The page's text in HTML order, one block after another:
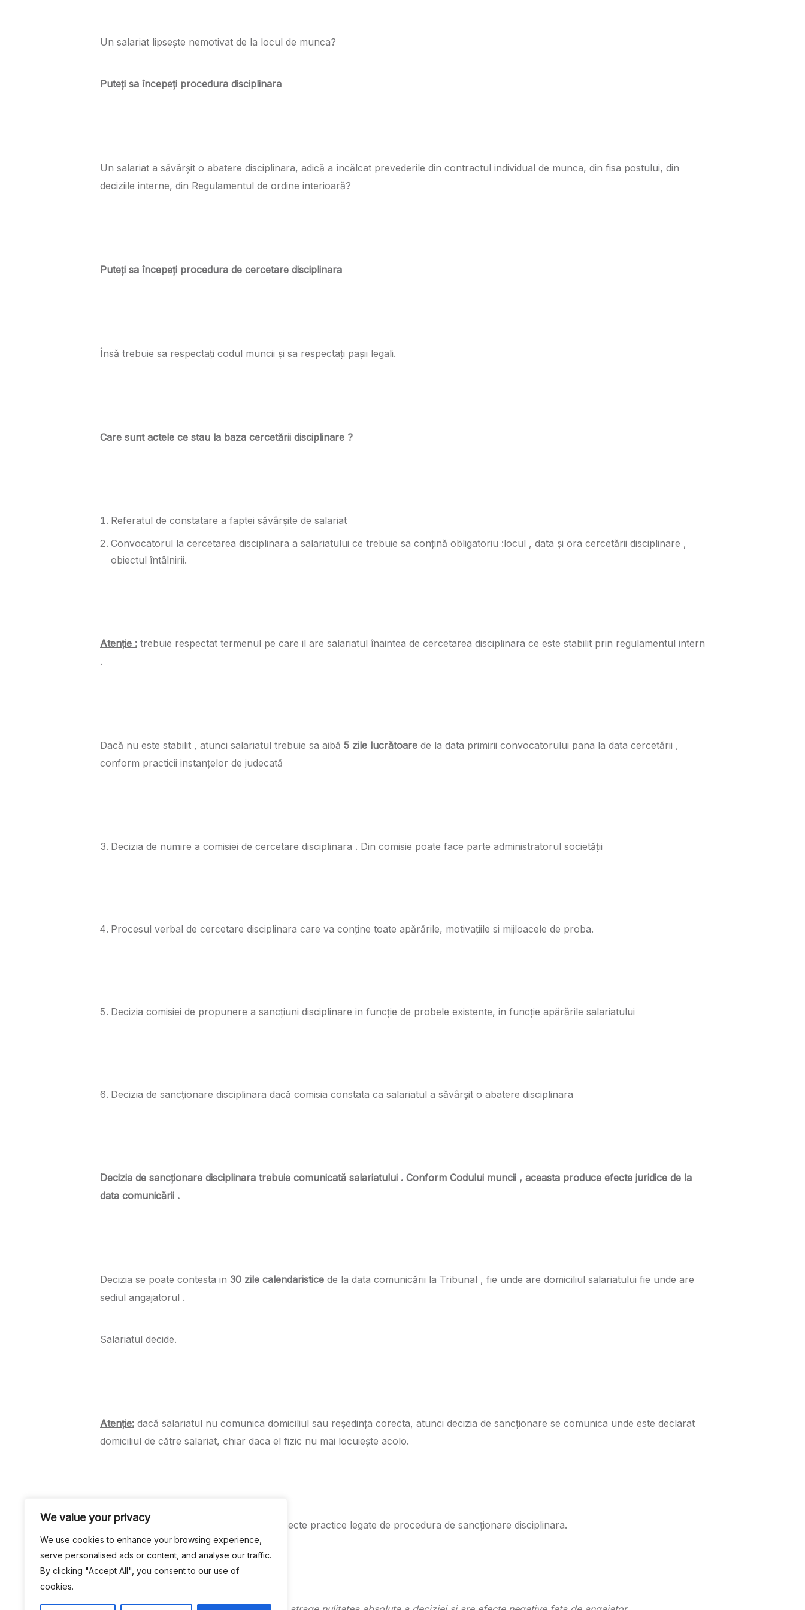
We value your privacy
We use cookies to enhance your browsing experience,
serve personalised ads or content, and analyse our traffic.
By clicking "Accept All", you consent to our use of
cookies.
Un salariat lipsește nemotivat de la locul de munca?
Puteți sa începeți procedura disciplinara
Un salariat a săvârșit o abatere disciplinara, adică a încălcat prevederile din contractul individual de munca, din fisa postului, din
deciziile interne, din Regulamentul de ordine interioară?
Puteți sa începeți procedura de cercetare disciplinara
Însă trebuie sa respectați codul muncii și sa respectați pașii legali.
Care sunt actele ce stau la baza cercetării disciplinare ?
Referatul de constatare a faptei săvârșite de salariat
Convocatorul la cercetarea disciplinara a salariatului ce trebuie sa conțină obligatoriu :locul , data și ora cercetării disciplinare ,
obiectul întâlnirii.
Atenție : trebuie respectat termenul pe care il are salariatul înaintea de cercetarea disciplinara ce este stabilit prin regulamentul intern
.
Dacă nu este stabilit , atunci salariatul trebuie sa aibă 5 zile lucrătoare de la data primirii convocatorului pana la data cercetării ,
conform practicii instanțelor de judecată
Decizia de numire a comisiei de cercetare disciplinara . Din comisie poate face parte administratorul societății
Procesul verbal de cercetare disciplinara care va conține toate apărările, motivațiile si mijloacele de proba.
Decizia comisiei de propunere a sancțiuni disciplinare in funcție de probele existente, in funcție apărările salariatului
Decizia de sancționare disciplinara dacă comisia constata ca salariatul a săvârșit o abatere disciplinara
Decizia de sancționare disciplinara trebuie comunicată salariatului . Conform Codului muncii , aceasta produce efecte juridice de la
data comunicării .
Decizia se poate contesta in 30 zile calendaristice de la data comunicării la Tribunal , fie unde are domiciliul salariatului fie unde are
sediul angajatorul .
Salariatul decide.
Atenție: dacă salariatul nu comunica domiciliul sau reședința corecta, atunci decizia de sancționare se comunica unde este declarat
domiciliul de către salariat, chiar daca el fizic nu mai locuiește acolo.
In articolul următor va vom prezenta aspecte practice legate de procedura de sancționare disciplinara.